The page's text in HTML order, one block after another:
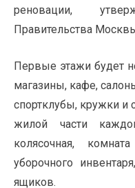
реновации,
Правительства
Первые этажи будет
магазины, кафе,
спортклубы, кружки и
жилой части
колясочная,
уборочного
ящиков.